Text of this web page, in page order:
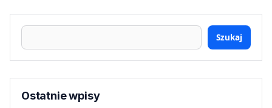
Szukaj
Ostatnie wpisy